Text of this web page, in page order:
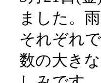
ました。
それぞれ
数の大き